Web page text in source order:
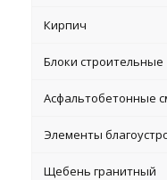
Кирпич
Блоки строительные
Асфальтобетонные
Элементы
Щебень гранитный